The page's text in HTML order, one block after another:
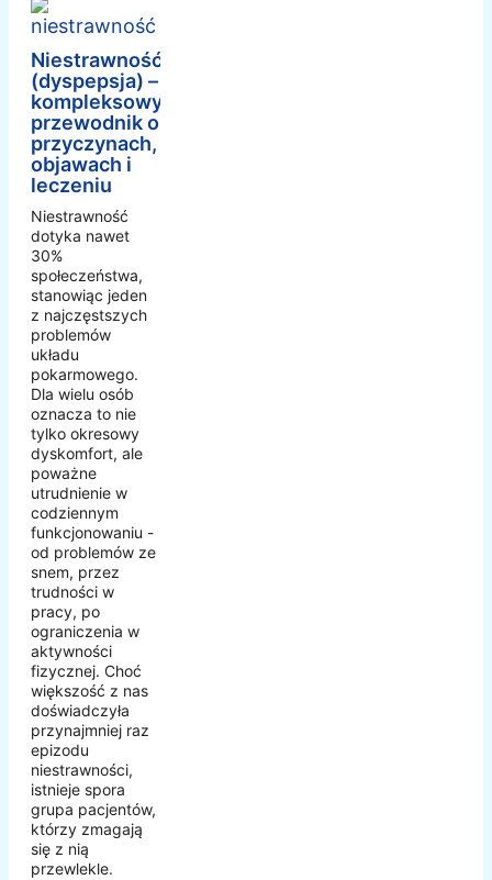
Niestrawność
(dyspepsja) –
kompleksowy
przewodnik o
przyczynach,
objawach i
leczeniu
Niestrawność
dotyka nawet
30%
społeczeństwa,
stanowiąc jeden
z najczęstszych
problemów
układu
pokarmowego.
Dla wielu osób
oznacza to nie
tylko okresowy
dyskomfort, ale
poważne
utrudnienie w
codziennym
funkcjonowaniu -
od problemów ze
snem, przez
trudności w
pracy, po
ograniczenia w
aktywności
fizycznej. Choć
większość z nas
doświadczyła
przynajmniej raz
epizodu
niestrawności,
istnieje spora
grupa pacjentów,
którzy zmagają
się z nią
przewlekle.